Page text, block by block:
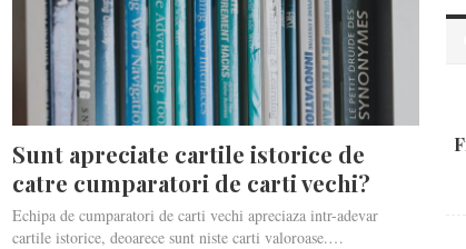
Sunt apreciate cartile istorice de
catre cumparatori de carti vechi?
Echipa de cumparatori de carti vechi apreciaza intr-adevar
cartile istorice, deoarece sunt niste carti valoroase.…